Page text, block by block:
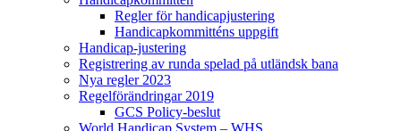
Regler för handicapjustering
Handicapkommitténs uppgift
Handicap-justering
Registrering av runda spelad på utländsk bana
Nya regler 2023
Regelförändringar 2019
GCS Policy-beslut